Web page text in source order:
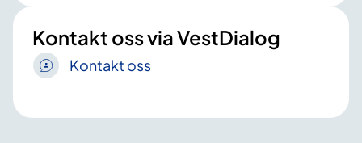
Kontakt oss via VestDialog
Kontakt oss